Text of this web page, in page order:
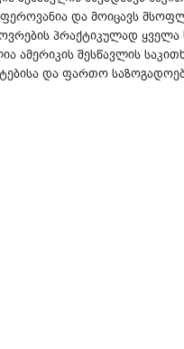
და მოიცავს
პრაქტიკულად
ამერიკის შესწავლის
და ფართო